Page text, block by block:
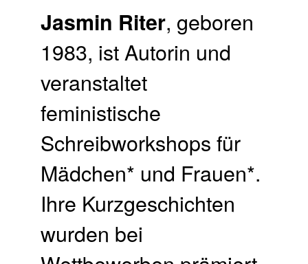
Jasmin Riter, geboren
1983, ist Autorin und
veranstaltet
feministische
Schreibworkshops für
Mädchen* und Frauen*.
Ihre Kurzgeschichten
wurden bei